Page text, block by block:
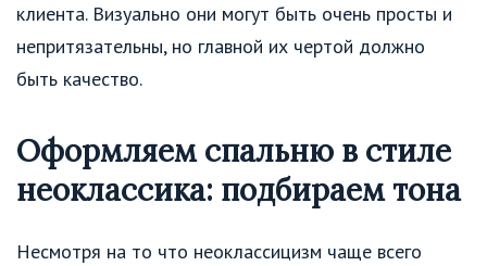
клиента. Визуально они могут быть очень просты и
непритязательны, но главной их чертой должно
быть качество.
Оформляем спальню в стиле
неоклассика: подбираем тона
Несмотря на то что неоклассицизм чаще всего